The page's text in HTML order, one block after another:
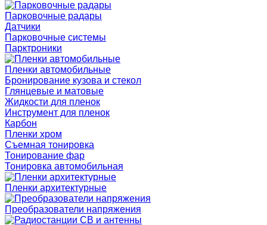
Парковочные радары
Датчики
Парковочные системы
Парктроники
Пленки автомобильные
Бронирование кузова и стекол
Глянцевые и матовые
Жидкости для пленок
Инструмент для пленок
Карбон
Пленки хром
Съемная тонировка
Тонирование фар
Тонировка автомобильная
Пленки архитектурные
Преобразователи напряжения